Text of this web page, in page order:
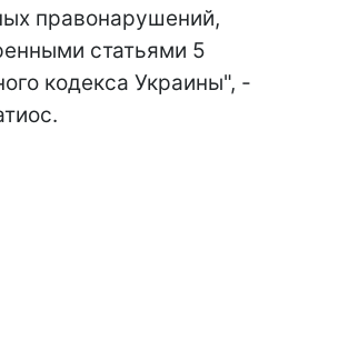
правонарушений,
статьями 5
кодекса Украины", -